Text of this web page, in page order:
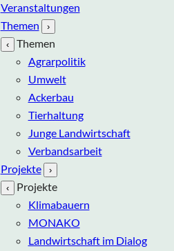
Veranstaltungen
Themen
›
‹
Themen
Agrarpolitik
Umwelt
Ackerbau
Tierhaltung
Junge Landwirtschaft
Verbandsarbeit
Projekte
›
‹
Projekte
Klimabauern
MONAKO
Landwirtschaft im Dialog